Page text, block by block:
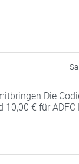
Die
10,00 € für